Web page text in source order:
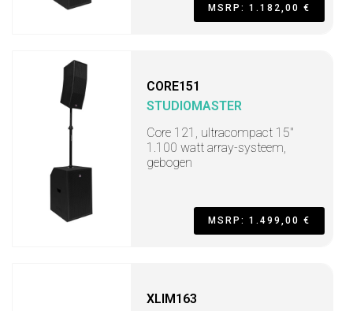
MSRP: 1.182,00 €
CORE151
STUDIOMASTER
Core 121, ultracompact 15"
1.100 watt array-systeem,
gebogen
MSRP: 1.499,00 €
XLIM163